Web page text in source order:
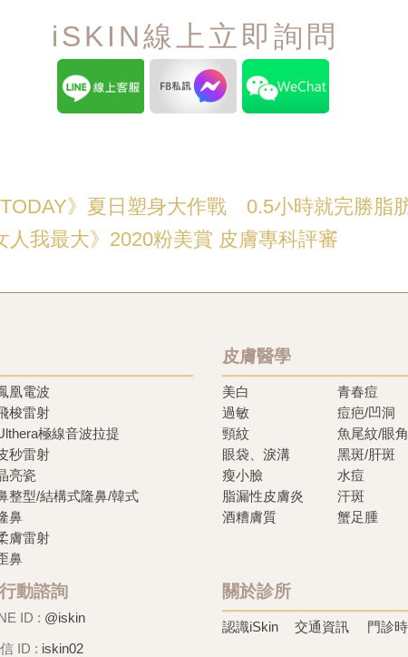
iSKIN線上立即詢問
》夏日塑身大作戰 0.5小時就完勝脂
人我最大》2020粉美賞 皮膚專科評審
凰電波
梭雷射
極線音波拉提
秒雷射
亮瓷
整型/結構式隆鼻/韓式
鼻
膚雷射
鼻
皮膚醫學
美白 青春痘
過敏
痘疤/凹洞
頸紋
魚尾紋/眼
眼袋、淚溝
黑斑/肝斑
瘦小臉
水痘
脂漏性皮膚炎
汗斑
酒糟膚質
蟹足腫
動諮詢
ID : @iskin
ID : iskin02
關於診所
認識iSkin 交通資訊 門診